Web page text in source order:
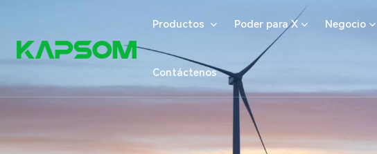
Productos Poder para X Negocio
Contáctenos